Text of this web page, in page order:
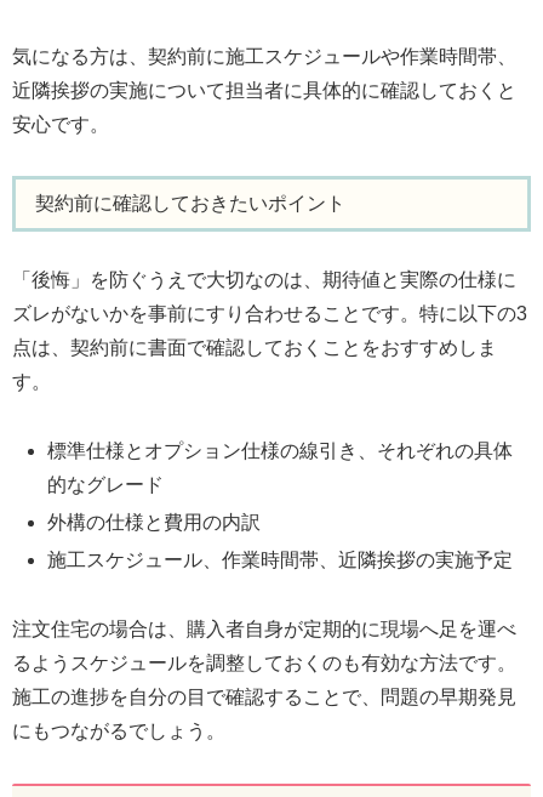
気になる方は、契約前に施工スケジュールや作業時間帯、
近隣挨拶の実施について担当者に具体的に確認しておくと
安心です。
契約前に確認しておきたいポイント
「後悔」を防ぐうえで大切なのは、期待値と実際の仕様に
ズレがないかを事前にすり合わせることです。特に以下の3
点は、契約前に書面で確認しておくことをおすすめしま
す。
標準仕様とオプション仕様の線引き、それぞれの具体
的なグレード
外構の仕様と費用の内訳
施工スケジュール、作業時間帯、近隣挨拶の実施予定
注文住宅の場合は、購入者自身が定期的に現場へ足を運べ
るようスケジュールを調整しておくのも有効な方法です。
施工の進捗を自分の目で確認することで、問題の早期発見
にもつながるでしょう。